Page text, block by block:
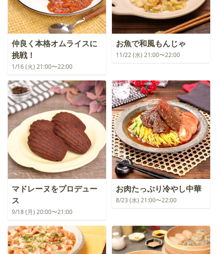
仲良く本格オムライスに
挑戦！
1/16 (火) 21:00〜22:00
お魚で和風もんじゃ
11/22 (水) 21:00〜22:00
マドレーヌをプロデュー
ス
9/18 (月) 20:00〜21:00
お肉たっぷり冷やし中華
8/23 (水) 21:00〜22:00